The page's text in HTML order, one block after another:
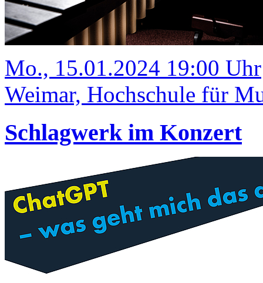
Mo., 15.01.2024 19:00 Uhr
Weimar, Hochschule für
Schlagwerk im Konzert